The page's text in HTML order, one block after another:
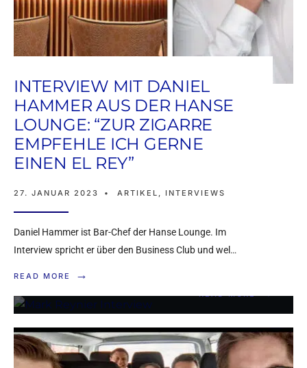
INTERVIEW MIT DANIEL
HAMMER AUS DER HANSE
LOUNGE: “ZUR ZIGARRE
EMPFEHLE ICH GERNE
EINEN EL REY”
27. JANUAR 2023 • ARTIKEL , INTERVIEWS
Daniel Hammer ist Bar-Chef der Hanse Lounge. Im
Interview spricht er über den Business Club und wel…
READ MORE →
“BLUT, TRÄNEN,
MÜHSAL UND
SCHWEISS” – I
NTERVIEW MIT MARK R
EYNIER ÜBER DIE E
NTWICKLUNG VON R
ENEGADE RUM
READ MORE →